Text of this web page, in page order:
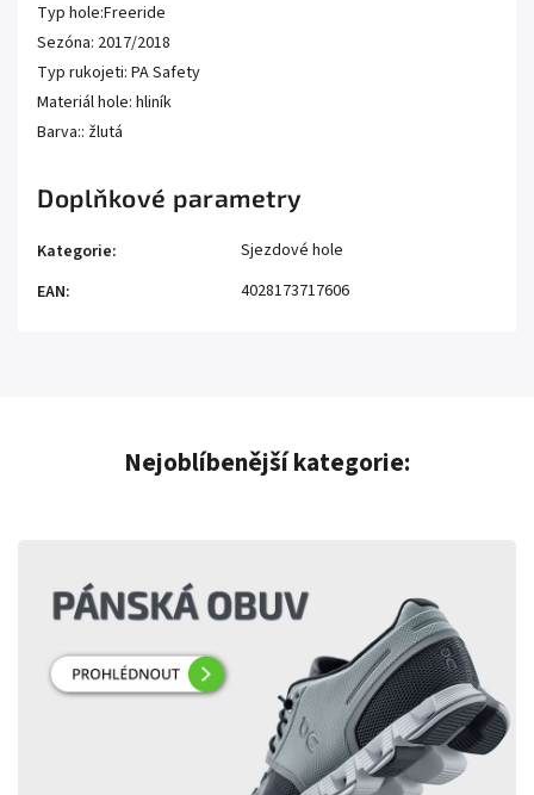
Typ hole:Freeride
Sezóna: 2017/2018
Typ rukojeti: PA Safety
Materiál hole: hliník
Barva:: žlutá
Doplňkové parametry
Kategorie:
Sjezdové hole
EAN: 4028173717606
Nejoblíbenější kategorie: